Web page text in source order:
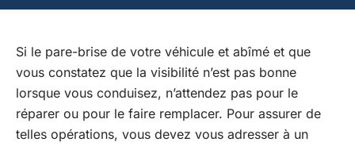
Si le pare-brise de votre véhicule et abîmé et que
vous constatez que la visibilité n’est pas bonne
lorsque vous conduisez, n’attendez pas pour le
réparer ou pour le faire remplacer. Pour assurer de
telles opérations, vous devez vous adresser à un